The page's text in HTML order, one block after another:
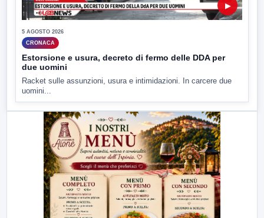
▶
5 AGOSTO 2026
CRONACA
Estorsione e usura, decreto di fermo delle DDA per
due uomini
Racket sulle assunzioni, usura e intimidazioni. In carcere due
uomini...